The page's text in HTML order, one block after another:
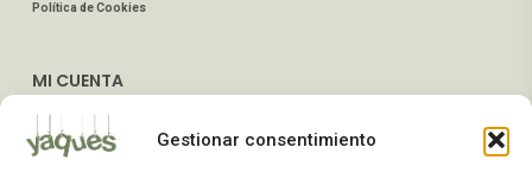
Gestionar consentimiento
Política de Cookies
MI CUENTA
Dirección de Envío